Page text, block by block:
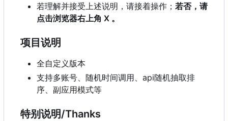
若理解并接受上述说明，请接着操作； 若否，请
点击浏览器右上角 X 。
项目说明
全自定义版本
支持多账号、随机时间调用、api随机抽取排
序、副应用模式等
特别说明/Thanks